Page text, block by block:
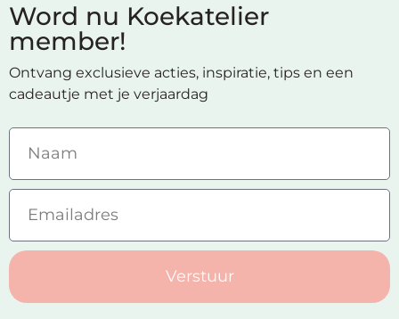
Word nu Koekatelier
member!
Ontvang exclusieve acties, inspiratie, tips en een
cadeautje met je verjaardag
Verstuur